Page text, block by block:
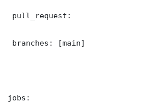
pull_request:
branches: [main]
jobs: